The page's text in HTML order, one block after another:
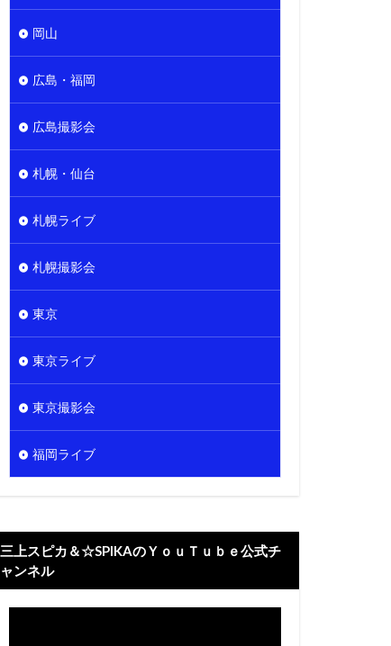
岡山
広島・福岡
広島撮影会
札幌・仙台
札幌ライブ
札幌撮影会
東京
東京ライブ
東京撮影会
福岡ライブ
三上スピカ＆☆SPIKAのＹｏｕＴｕｂｅ公式チ
ャンネル
動